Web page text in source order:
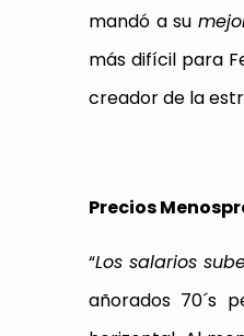
mandó a su
más difícil para
creador de la
Precios
“Los salarios
añorados 70´s